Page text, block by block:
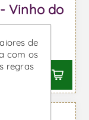
Vinho do
de
com os
regras